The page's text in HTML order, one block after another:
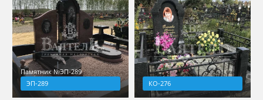
Памятник №ЭП-289
ЭП-289
КО-276